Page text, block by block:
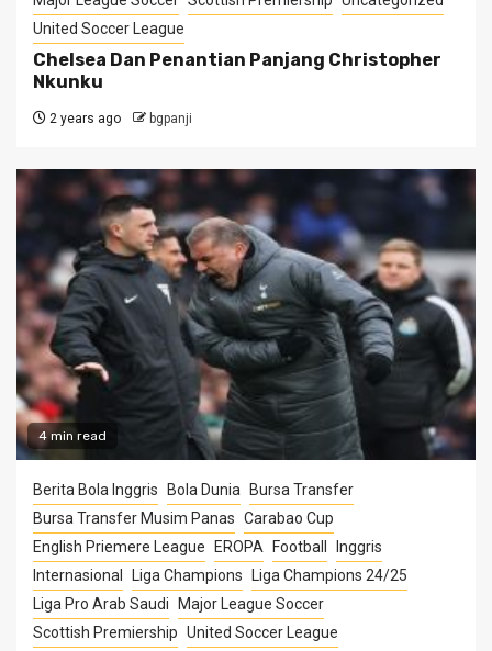
United Soccer League
Chelsea Dan Penantian Panjang Christopher
Nkunku
2 years ago bgpanji
4 min read
Berita Bola Inggris Bola Dunia
Bursa Transfer
Bursa Transfer Musim Panas Carabao Cup
English Priemere League
EROPA Football
Inggris
Internasional
Liga Champions
Liga Champions 24/25
Liga Pro Arab Saudi
Major League Soccer
Scottish Premiership United Soccer League